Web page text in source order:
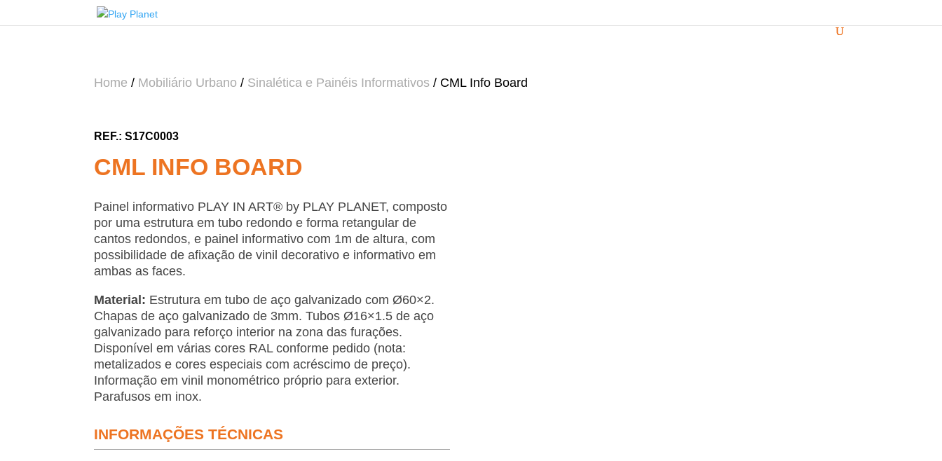
Home / Mobiliário Urbano / Sinalética e Painéis Informativos / CML Info Board
S17C0003
CML INFO BOARD
Painel informativo PLAY IN ART® by PLAY PLANET, composto
por uma estrutura em tubo redondo e forma retangular de
cantos redondos, e painel informativo com 1m de altura, com
possibilidade de afixação de vinil decorativo e informativo em
ambas as faces.
Material: Estrutura em tubo de aço galvanizado com Ø60×2.
Chapas de aço galvanizado de 3mm. Tubos Ø16×1.5 de aço
galvanizado para reforço interior na zona das furações.
Disponível em várias cores RAL conforme pedido (nota:
metalizados e cores especiais com acréscimo de preço).
Informação em vinil monométrico próprio para exterior.
Parafusos em inox.
INFORMAÇÕES TÉCNICAS